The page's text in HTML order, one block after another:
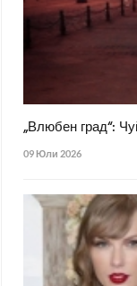
„Влюбен град“:
09 Юли 2026